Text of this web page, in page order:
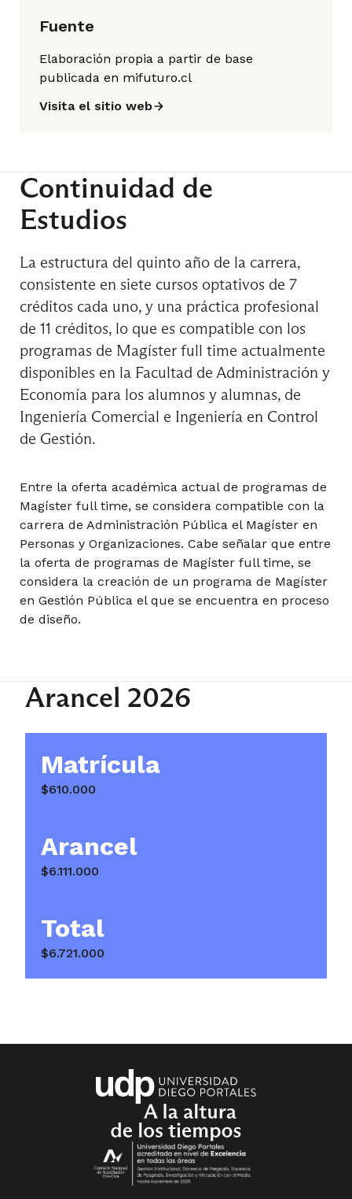
Fuente
Elaboración propia a partir de base
publicada en mifuturo.cl
Visita el sitio web
Continuidad de
Estudios
La estructura del quinto año de la carrera,
consistente en siete cursos optativos de 7
créditos cada uno, y una práctica profesional
de 11 créditos, lo que es compatible con los
programas de Magíster full time actualmente
disponibles en la Facultad de Administración y
Economía para los alumnos y alumnas, de
Ingeniería Comercial e Ingeniería en Control
de Gestión.
Entre la oferta académica actual de programas de
Magíster full time, se considera compatible con la
carrera de Administración Pública el Magíster en
Personas y Organizaciones. Cabe señalar que entre
la oferta de programas de Magíster full time, se
considera la creación de un programa de Magíster
en Gestión Pública el que se encuentra en proceso
de diseño.
Arancel 2026
Matrícula
$610.000
Arancel
$6.111.000
Total
$6.721.000